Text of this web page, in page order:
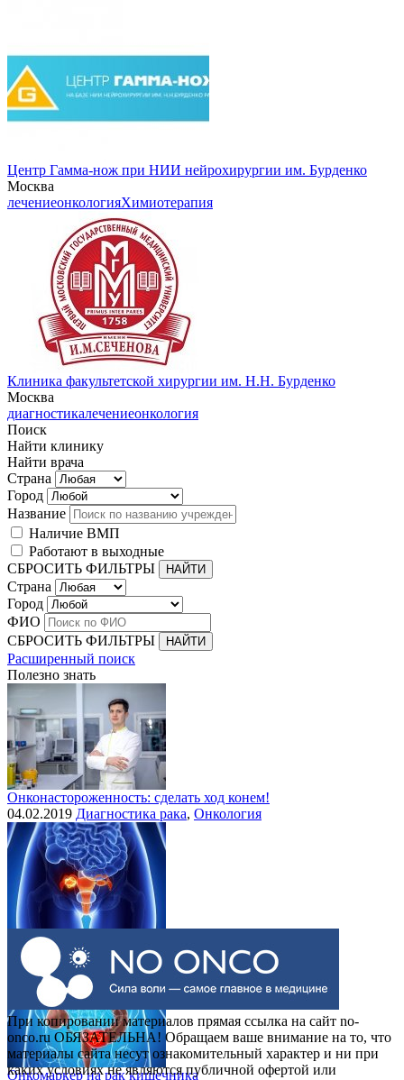
Центр Гамма-нож при НИИ нейрохирургии им. Бурденко
Москва
лечениеонкологияХимиотерапия
Клиника факультетской хирургии им. Н.Н. Бурденко
Москва
диагностикалечениеонкология
Поиск
Найти клинику
Найти врача
Страна
Город
Название
Наличие ВМП
Работают в выходные
СБРОСИТЬ ФИЛЬТРЫ
Страна
Город
ФИО
СБРОСИТЬ ФИЛЬТРЫ
Расширенный поиск
Полезно знать
Онконастороженность: сделать ход конем!
04.02.2019 Диагностика рака, Онкология
Выделения при раке шейки матки
30.07.2015 Рак шейки матки
Онкомаркер на рак кишечника
При копировании материалов прямая ссылка на сайт no-
onco.ru ОБЯЗАТЕЛЬНА! Обращаем ваше внимание на то, что
материалы сайта несут ознакомительный характер и ни при
каких условиях не являются публичной офертой или